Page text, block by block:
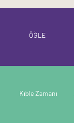
ÖĞLE
Kıble Zamanı